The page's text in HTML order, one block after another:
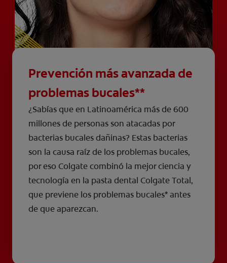
Prevención más avanzada de
problemas bucales**
¿Sabías que en Latinoamérica más de 600
millones de personas son atacadas por
bacterias bucales dañinas? Estas bacterias
son la causa raíz de los problemas bucales,
por eso Colgate combinó la mejor ciencia y
tecnología en la pasta dental Colgate Total,
que previene los problemas bucales* antes
de que aparezcan.